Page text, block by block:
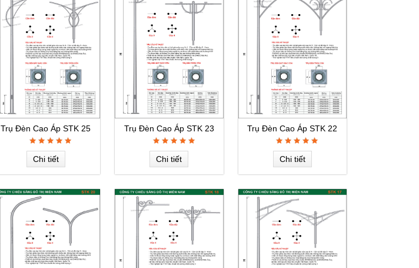
Trụ Đèn Cao Áp STK 25
Chi tiết
Trụ Đèn Cao Áp STK 23
Chi tiết
Trụ Đèn Cao Áp STK 22
Chi tiết